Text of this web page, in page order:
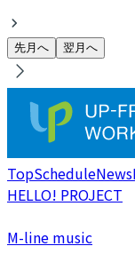
先月へ 翌月へ
TopScheduleNews
HELLO! PROJECT
M-line music